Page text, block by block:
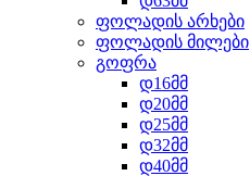
ფოლადის არხები
ფოლადის მილები
გოფრა
დ16მმ
დ20მმ
დ25მმ
დ32მმ
დ40მმ